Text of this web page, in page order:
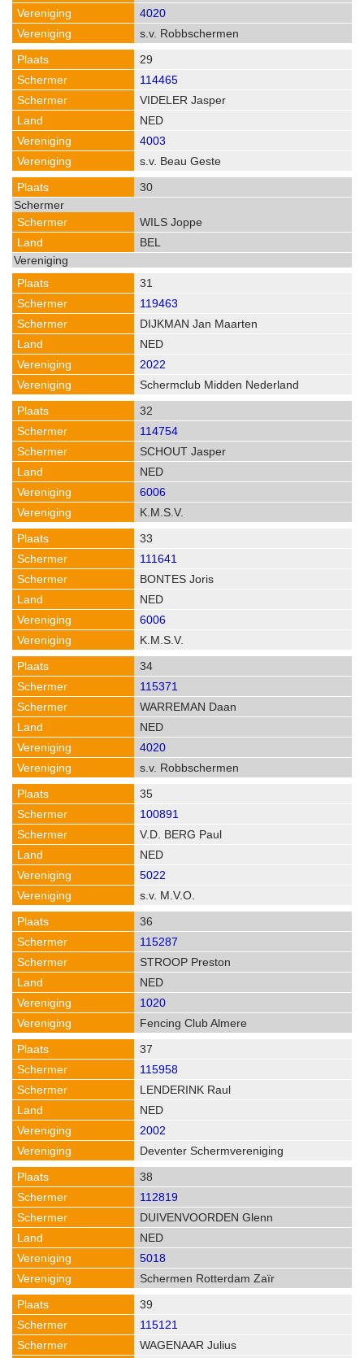
4020
s.v. Robbschermen
29
114465
VIDELER Jasper
NED
4003
s.v. Beau Geste
30
WILS Joppe
BEL
31
119463
DIJKMAN Jan Maarten
NED
2022
Schermclub Midden Nederland
32
114754
SCHOUT Jasper
NED
6006
K.M.S.V.
33
111641
BONTES Joris
NED
6006
K.M.S.V.
34
115371
WARREMAN Daan
NED
4020
s.v. Robbschermen
35
100891
V.D. BERG Paul
NED
5022
s.v. M.V.O.
36
115287
STROOP Preston
NED
1020
Fencing Club Almere
37
115958
LENDERINK Raul
NED
2002
Deventer Schermvereniging
38
112819
DUIVENVOORDEN Glenn
NED
5018
Schermen Rotterdam Zaïr
39
115121
WAGENAAR Julius